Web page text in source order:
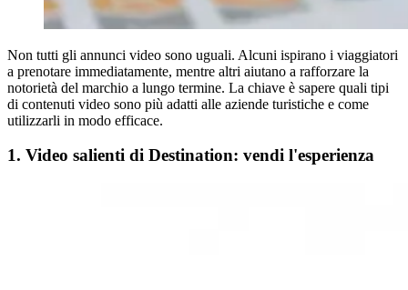
Non tutti gli annunci video sono uguali. Alcuni ispirano i viaggiatori
a prenotare immediatamente, mentre altri aiutano a rafforzare la
notorietà del marchio a lungo termine. La chiave è sapere quali tipi
di contenuti video sono più adatti alle aziende turistiche e come
utilizzarli in modo efficace.
1. Video salienti di Destination: vendi l'esperienza